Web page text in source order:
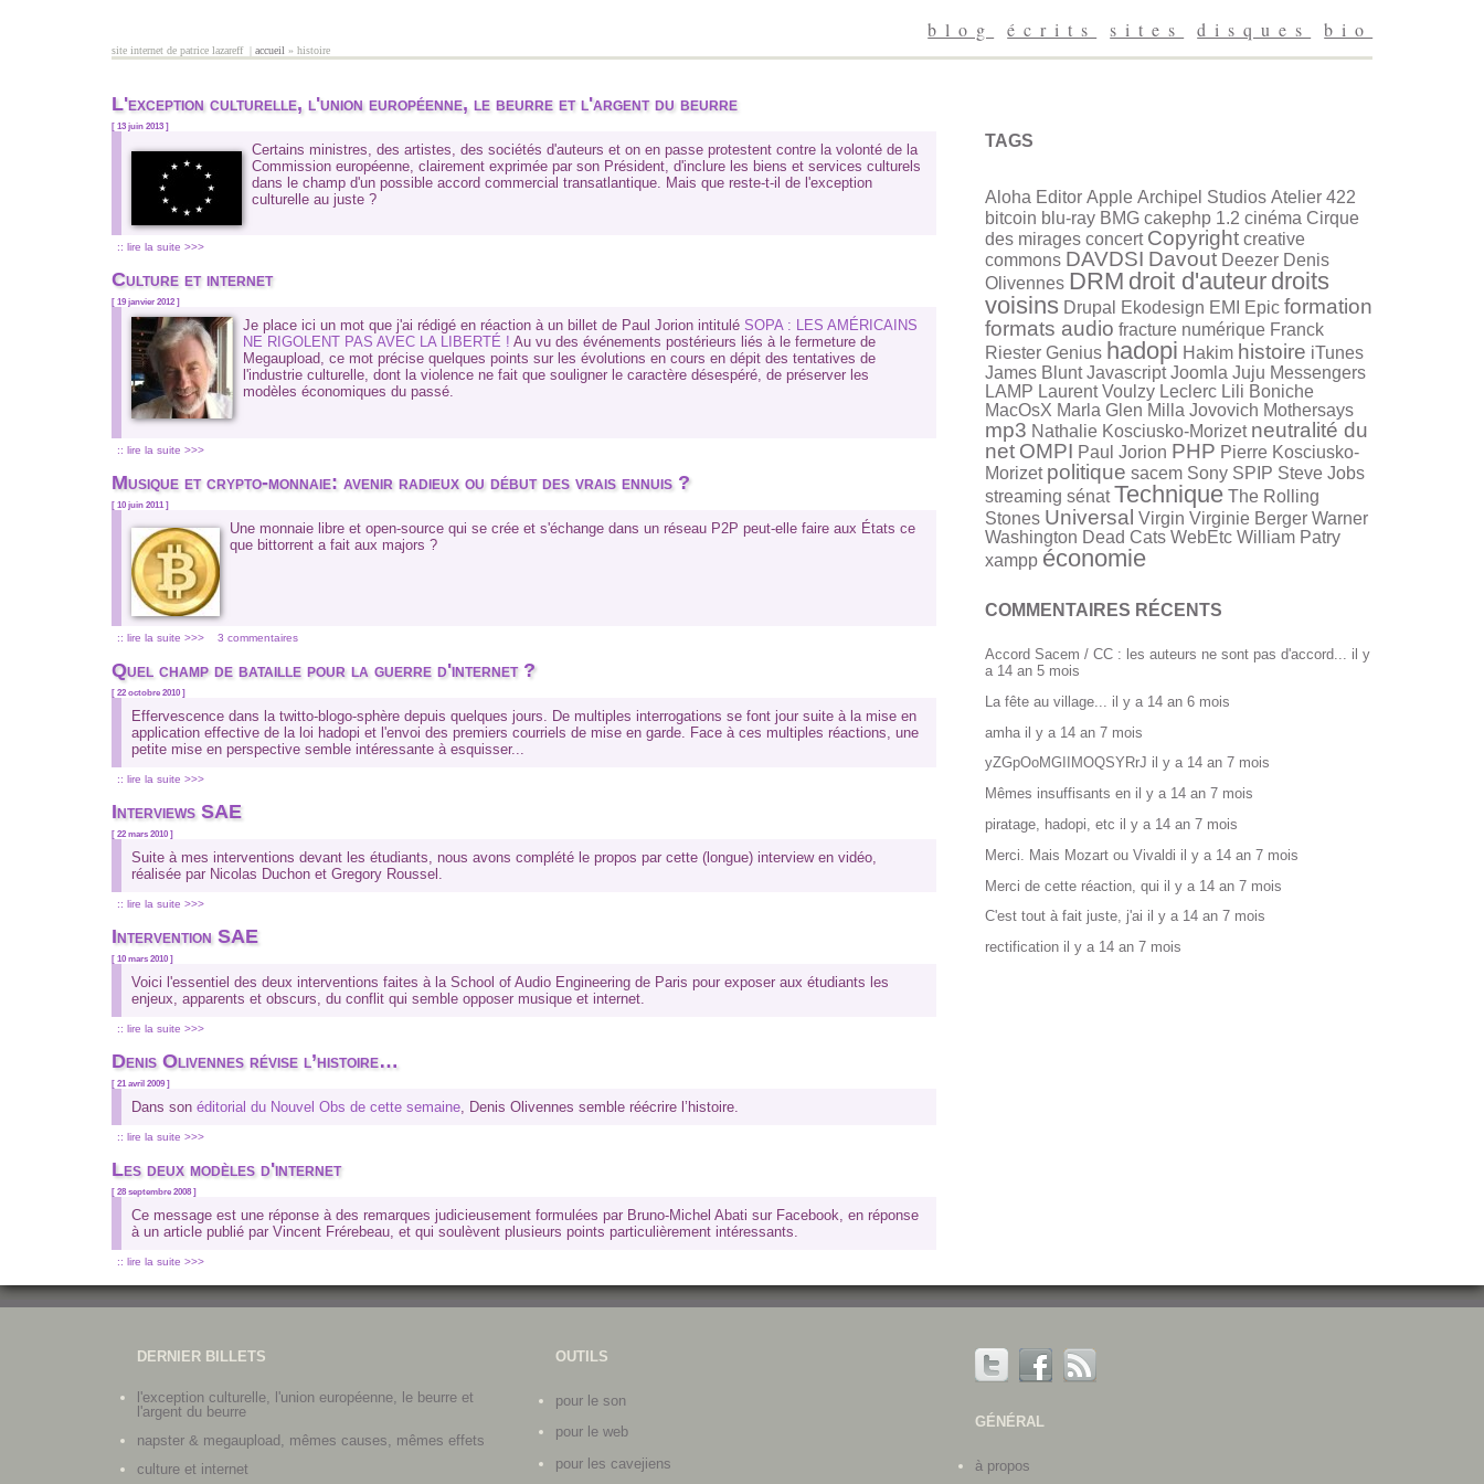
blog
écrits sites disques bio
site internet de patrice lazareff |
vous êtes ici
accueil » histoire
L'exception culturelle, l'union européenne, le beurre et l'argent du beurre
[ 13 juin 2013 ]
Certains ministres, des artistes, des sociétés d'auteurs et on en passe protestent contre la volonté de la
Commission européenne, clairement exprimée par son Président, d'inclure les biens et services culturels
dans le champ d'un possible accord commercial transatlantique. Mais que reste-t-il de l'exception
culturelle au juste ?
:: lire la suite >>>
Culture et internet
[ 19 janvier 2012 ]
Je place ici un mot que j'ai rédigé en réaction à un billet de Paul Jorion intitulé SOPA : LES AMÉRICAINS
NE RIGOLENT PAS AVEC LA LIBERTÉ ! Au vu des événements postérieurs liés à le fermeture de
Megaupload, ce mot précise quelques points sur les évolutions en cours en dépit des tentatives de
l'industrie culturelle, dont la violence ne fait que souligner le caractère désespéré, de préserver les
modèles économiques du passé.
:: lire la suite >>>
Musique et crypto-monnaie: avenir radieux ou début des vrais ennuis ?
[ 10 juin 2011 ]
Une monnaie libre et open-source qui se crée et s'échange dans un réseau P2P peut-elle faire aux États ce
que bittorrent a fait aux majors ?
:: lire la suite >>> 3 commentaires
Quel champ de bataille pour la guerre d'internet ?
[ 22 octobre 2010 ]
Effervescence dans la twitto-blogo-sphère depuis quelques jours. De multiples interrogations se font jour suite à la mise en
application effective de la loi hadopi et l'envoi des premiers courriels de mise en garde. Face à ces multiples réactions, une
petite mise en perspective semble intéressante à esquisser...
:: lire la suite >>>
Interviews SAE
[ 22 mars 2010 ]
Suite à mes interventions devant les étudiants, nous avons complété le propos par cette (longue) interview en vidéo,
réalisée par Nicolas Duchon et Gregory Roussel.
:: lire la suite >>>
Intervention SAE
[ 10 mars 2010 ]
Voici l'essentiel des deux interventions faites à la School of Audio Engineering de Paris pour exposer aux étudiants les
enjeux, apparents et obscurs, du conflit qui semble opposer musique et internet.
:: lire la suite >>>
Denis Olivennes révise l’histoire…
[ 21 avril 2009 ]
Dans son éditorial du Nouvel Obs de cette semaine, Denis Olivennes semble réécrire l’histoire.
:: lire la suite >>>
Les deux modèles d'internet
[ 28 septembre 2008 ]
Ce message est une réponse à des remarques judicieusement formulées par Bruno-Michel Abati sur Facebook, en réponse
à un article publié par Vincent Frérebeau, et qui soulèvent plusieurs points particulièrement intéressants.
:: lire la suite >>>
TAGS
Aloha Editor Apple Archipel Studios Atelier 422
bitcoin blu-ray BMG cakephp 1.2 cinéma Cirque
des mirages concert Copyright creative
commons DAVDSI Davout Deezer Denis
Olivennes DRM droit d'auteur droits
voisins Drupal Ekodesign EMI Epic formation
formats audio fracture numérique Franck
Riester Genius hadopi Hakim histoire iTunes
James Blunt Javascript Joomla Juju Messengers
LAMP Laurent Voulzy Leclerc Lili Boniche
MacOsX Marla Glen Milla Jovovich Mothersays
mp3 Nathalie Kosciusko-Morizet neutralité du
net OMPI Paul Jorion PHP Pierre Kosciusko-
Morizet politique sacem Sony SPIP Steve Jobs
streaming sénat Technique The Rolling
Stones Universal Virgin Virginie Berger Warner
Washington Dead Cats WebEtc William Patry
xampp économie
COMMENTAIRES RÉCENTS
Accord Sacem / CC : les auteurs ne sont pas d'accord...
il y
a 14 an 5 mois
La fête au village...
il y a 14 an 6 mois
amha il y a 14 an 7 mois
yZGpOoMGIIMOQSYRrJ il y a 14 an 7 mois
Mêmes insuffisants en il y a 14 an 7 mois
piratage, hadopi, etc il y a 14 an 7 mois
Merci. Mais Mozart ou Vivaldi il y a 14 an 7 mois
Merci de cette réaction, qui il y a 14 an 7 mois
C'est tout à fait juste, j'ai il y a 14 an 7 mois
rectification il y a 14 an 7 mois
DERNIER BILLETS
l'exception culturelle, l'union européenne, le beurre et
l'argent du beurre
napster & megaupload, mêmes causes, mêmes effets
culture et internet
OUTILS
pour le son
pour le web
pour les cavejiens
GÉNÉRAL
à propos